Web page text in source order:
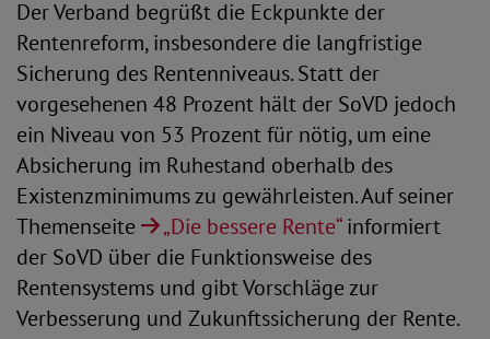
Der Verband begrüßt die Eckpunkte der
Rentenreform, insbesondere die langfristige
Sicherung des Rentenniveaus. Statt der
vorgesehenen 48 Prozent hält der SoVD jedoch
ein Niveau von 53 Prozent für nötig, um eine
Absicherung im Ruhestand oberhalb des
Existenzminimums zu gewährleisten. Auf seiner
Themenseite
„Die bessere Rente“informiert
der SoVD über die Funktionsweise des
Rentensystems und gibt Vorschläge zur
Verbesserung und Zukunftssicherung der Rente.